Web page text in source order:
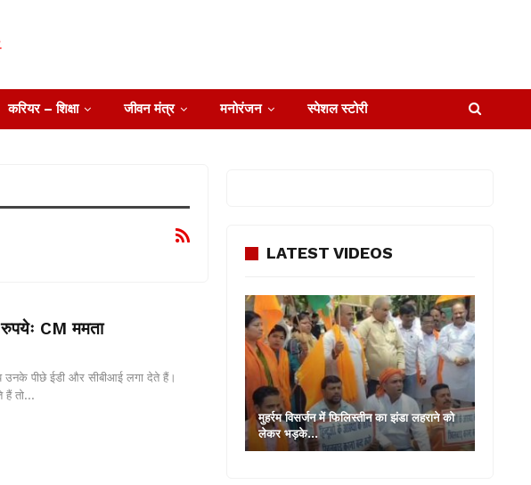
करियर – शिक्षा जीवन मंत्र मनोरंजन स्पेशल स्टोरी
CM ममता
उनके पीछे ईडी और सीबीआई लगा देते हैं।
हैं तो…
LATEST VIDEOS
मुहर्रम विसर्जन में फिलिस्तीन का झंडा लहराने को
लेकर भड़के…